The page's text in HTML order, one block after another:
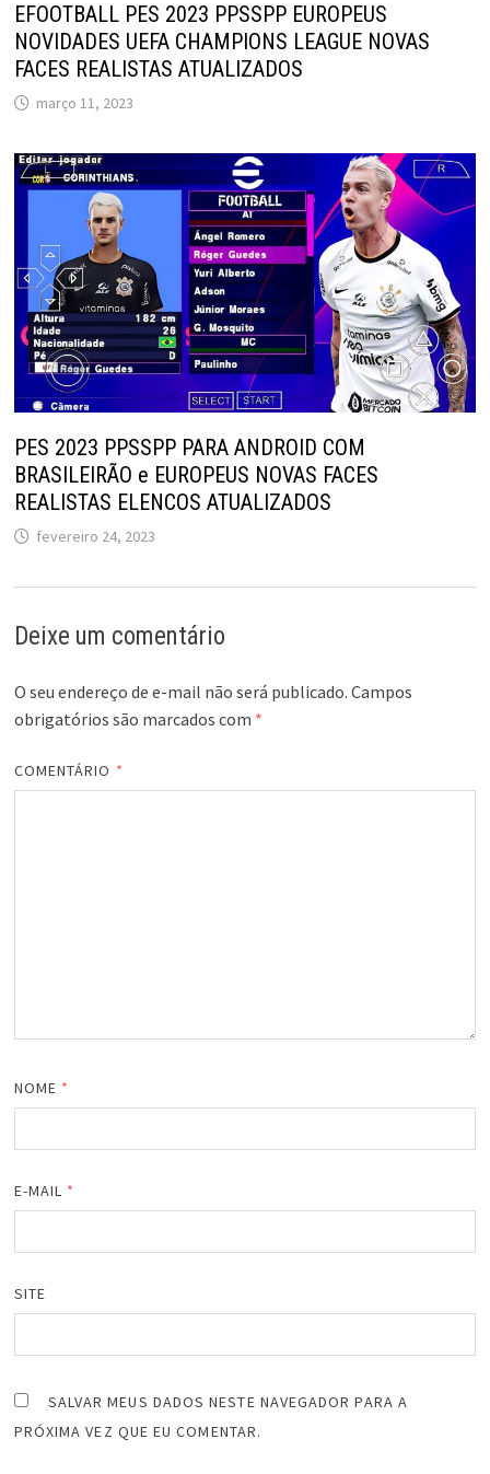
EFOOTBALL PES 2023 PPSSPP EUROPEUS
NOVIDADES UEFA CHAMPIONS LEAGUE NOVAS
FACES REALISTAS ATUALIZADOS
março 11, 2023
PES 2023 PPSSPP PARA ANDROID COM
BRASILEIRÃO e EUROPEUS NOVAS FACES
REALISTAS ELENCOS ATUALIZADOS
fevereiro 24, 2023
Deixe um comentário
O seu endereço de e-mail não será publicado. Campos
obrigatórios são marcados com *
COMENTÁRIO *
NOME *
E-MAIL *
SITE
SALVAR MEUS DADOS NESTE NAVEGADOR PARA A
PRÓXIMA VEZ QUE EU COMENTAR.